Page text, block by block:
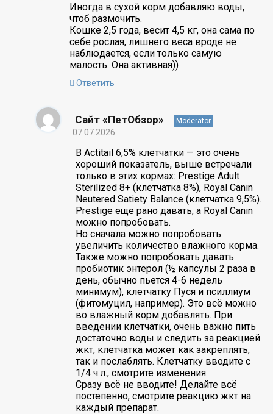
Иногда в сухой корм добавляю воды,
чтоб размочить.
Кошке 2,5 года, весит 4,5 кг, она сама по
себе рослая, лишнего веса вроде не
наблюдается, если только самую
малость. Она активная))
Ответить
Сайт «ПетОбзор» Moderator
07.07.2026
В Actitail 6,5% клетчатки — это очень
хороший показатель, выше встречали
только в этих кормах: Prestige Adult
Sterilized 8+ (клетчатка 8%), Royal Canin
Neutered Satiety Balance (клетчатка 9,5%).
Prestige еще рано давать, а Royal Canin
можно попробовать.
Но сначала можно попробовать
увеличить количество влажного корма.
Также можно попробовать давать
пробиотик энтерол (½ капсулы 2 раза в
день, обычно пьется 4-6 недель
минимум), клетчатку Пуся и псиллиум
(фитомуцил, например). Это всё можно
во влажный корм добавлять. При
введении клетчатки, очень важно пить
достаточно воды и следить за реакцией
жкт, клетчатка может как закреплять,
так и послаблять. Клетчатку вводите с
1/4 ч.л., смотрите изменения.
Сразу всё не вводите! Делайте всё
постепенно, смотрите реакцию жкт на
каждый препарат.